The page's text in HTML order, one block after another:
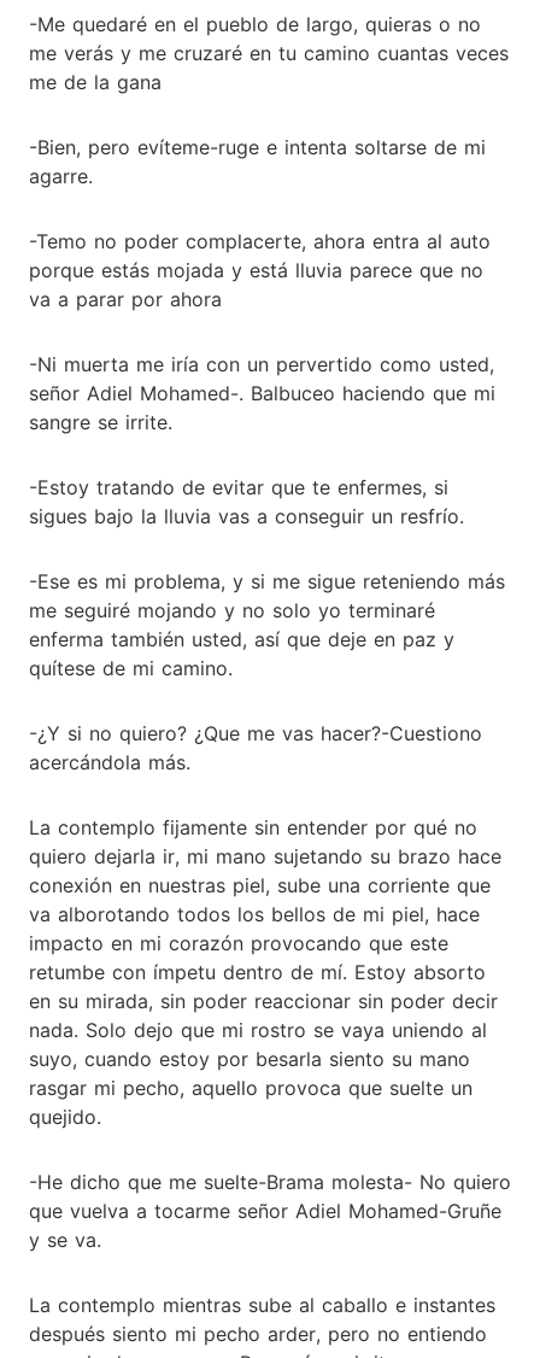
-Me quedaré en el pueblo de largo, quieras o no
me verás y me cruzaré en tu camino cuantas veces
me de la gana
-Bien, pero evíteme-ruge e intenta soltarse de mi
agarre.
-Temo no poder complacerte, ahora entra al auto
porque estás mojada y está lluvia parece que no
va a parar por ahora
-Ni muerta me iría con un pervertido como usted,
señor Adiel Mohamed-. Balbuceo haciendo que mi
sangre se irrite.
-Estoy tratando de evitar que te enfermes, si
sigues bajo la lluvia vas a conseguir un resfrío.
-Ese es mi problema, y si me sigue reteniendo más
me seguiré mojando y no solo yo terminaré
enferma también usted, así que deje en paz y
quítese de mi camino.
-¿Y si no quiero? ¿Que me vas hacer?-Cuestiono
acercándola más.
La contemplo fijamente sin entender por qué no
quiero dejarla ir, mi mano sujetando su brazo hace
conexión en nuestras piel, sube una corriente que
va alborotando todos los bellos de mi piel, hace
impacto en mi corazón provocando que este
retumbe con ímpetu dentro de mí. Estoy absorto
en su mirada, sin poder reaccionar sin poder decir
nada. Solo dejo que mi rostro se vaya uniendo al
suyo, cuando estoy por besarla siento su mano
rasgar mi pecho, aquello provoca que suelte un
quejido.
-He dicho que me suelte-Brama molesta- No quiero
que vuelva a tocarme señor Adiel Mohamed-Gruñe
y se va.
La contemplo mientras sube al caballo e instantes
después siento mi pecho arder, pero no entiendo